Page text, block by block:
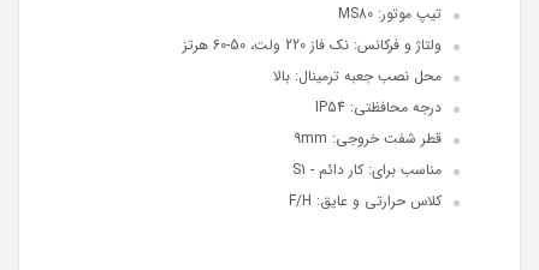
تیپ موتور: MS80
ولتاژ و فرکانس: نک فاز 220 ولت، 50-60 هرتز
محل نصب جعبه ترمینال: بالا
درجه محافظتی: IP54
قطر شفت خروجی: 9mm
مناسب برای: کار دائم - S1
کلاس حرارتی و عایق: F/H